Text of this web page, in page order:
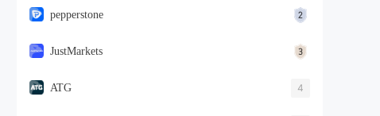
pepperstone
JustMarkets
ATG 4